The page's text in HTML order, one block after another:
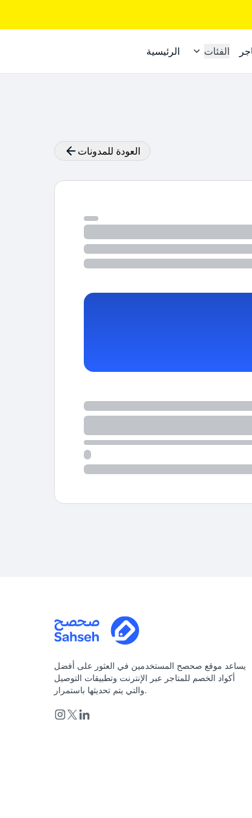
الرئيسية الفئات
العودة للمدونات
يساعد موقع صحصح المستخدمين في العثور على أفضل
أكواد الخصم للمتاجر عبر الإنترنت وتطبيقات التوصيل
والتي يتم تحديثها باستمرار.